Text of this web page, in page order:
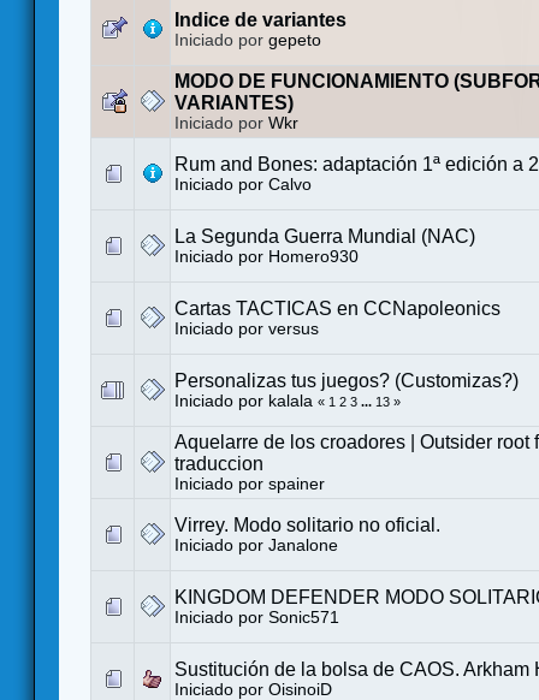
Indice de variantes
Iniciado por gepeto
MODO DE FUNCIONAMIENTO
VARIANTES)
Iniciado por Wkr
Rum and Bones: adaptación 1ª edición a
Iniciado por Calvo
La Segunda Guerra Mundial (NAC)
Iniciado por Homero930
Cartas TACTICAS en CCNapoleonics
Iniciado por versus
Personalizas tus juegos? (Customizas?)
Iniciado por kalala « 1 2 3 ... 13 »
Aquelarre de los croadores | Outsider root
traduccion
Iniciado por spainer
Virrey. Modo solitario no oficial.
Iniciado por Janalone
KINGDOM DEFENDER MODO
Iniciado por Sonic571
Sustitución de la bolsa de CAOS. Arkham
Iniciado por OisinoiD